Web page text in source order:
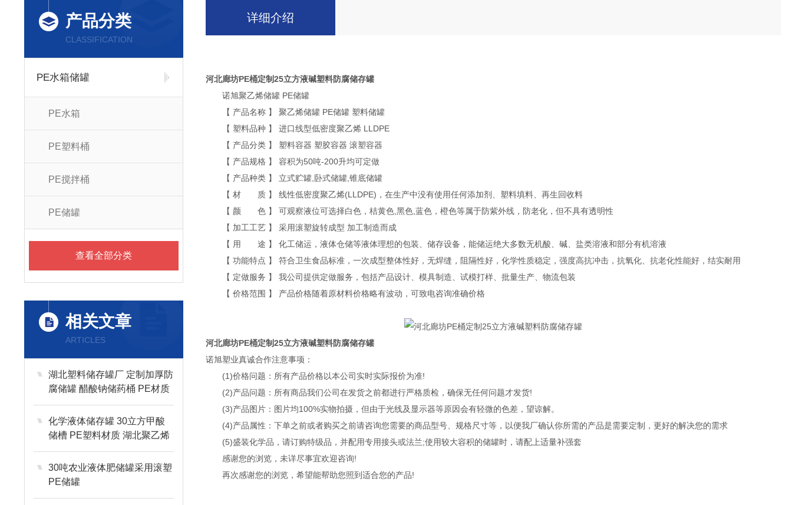
产品分类
CLASSIFICATION
PE水箱储罐
PE水箱
PE塑料桶
PE搅拌桶
PE储罐
查看全部分类
相关文章
ARTICLES
湖北塑料储存罐厂 定制加厚防
腐储罐 醋酸钠储药桶 PE材质
化学液体储存罐 30立方甲酸
储槽 PE塑料材质 湖北聚乙烯
储罐桶厂
30吨农业液体肥储罐采用滚塑
PE储罐
详细介绍
河北廊坊PE桶定制25立方液碱塑料防腐储存罐
诺旭聚乙烯储罐 PE储罐
【 产品名称 】 聚乙烯储罐 PE储罐 塑料储罐
【 塑料品种 】 进口线型低密度聚乙烯 LLDPE
【 产品分类 】 塑料容器 塑胶容器 滚塑容器
【 产品规格 】 容积为50吨-200升均可定做
【 产品种类 】 立式贮罐,卧式储罐,锥底储罐
【 材 质 】 线性低密度聚乙烯(LLDPE)，在生产中没有使用任何添加剂、塑料填料、再生回收料
【 颜 色 】 可观察液位可选择白色，桔黄色,黑色,蓝色，橙色等属于防紫外线，防老化，但不具有透明性
【 加工工艺 】 采用滚塑旋转成型 加工制造而成
【 用 途 】 化工储运，液体仓储等液体理想的包装、储存设备，能储运绝大多数无机酸、碱、盐类溶液和部分有机溶液
【 功能特点 】 符合卫生食品标准，一次成型整体性好，无焊缝，阻隔性好，化学性质稳定，强度高抗冲击，抗氧化、抗老化性能好，结实耐用
【 定做服务 】 我公司提供定做服务，包括产品设计、模具制造、试模打样、批量生产、物流包装
【 价格范围 】 产品价格随着原材料价格略有波动，可致电咨询准确价格
河北廊坊PE桶定制25立方液碱塑料防腐储存罐
诺旭塑业真诚合作注意事项：
(1)价格问题：所有产品价格以本公司实时实际报价为准!
(2)产品问题：所有商品我们公司在发货之前都进行严格质检，确保无任何问题才发货!
(3)产品图片：图片均100%实物拍摄，但由于光线及显示器等原因会有轻微的色差，望谅解。
(4)产品属性：下单之前或者购买之前请咨询您需要的商品型号、规格尺寸等，以便我厂确认你所需的产品是需要定制，更好的解决您的需求
(5)盛装化学品，请订购特级品，并配用专用接头或法兰;使用较大容积的储罐时，请配上适量补强套
感谢您的浏览，未详尽事宜欢迎咨询!
再次感谢您的浏览，希望能帮助您照到适合您的产品!